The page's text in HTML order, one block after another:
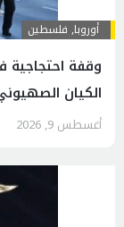
أوروبا, فلسطين
وقفة احتجاجية
الكيان
أغسطس 9, 2026